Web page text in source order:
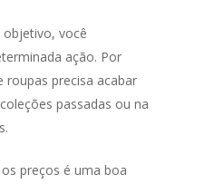
você
ação. Por
roupas precisa acabar
passadas ou na
preços é uma boa